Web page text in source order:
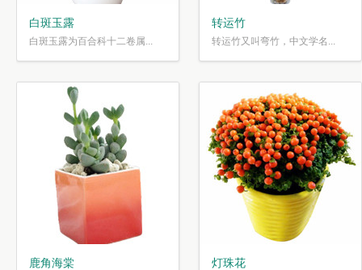
白斑玉露
白斑玉露为百合科十二卷属...
转运竹
转运竹又叫弯竹，中文学名...
鹿角海棠 灯珠花